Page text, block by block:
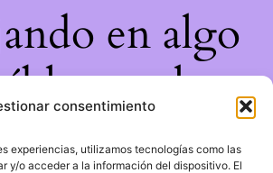
consentimiento
experiencias, utilizamos tecnologías como las
y/o acceder a la información del dispositivo. El
en algo
¡vuelve
pronto!